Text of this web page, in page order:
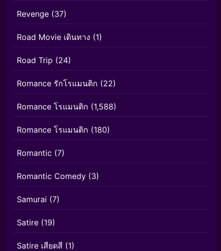
Revenge (37)
Road Movie เดินทาง (1)
Road Trip (24)
Romance รักโรแมนติก (22)
Romance โรแมนติก (1,588)
Romance โรแมนติก (180)
Romantic (7)
Romantic Comedy (3)
Samurai (7)
Satire (19)
Satire เสียดสี (1)